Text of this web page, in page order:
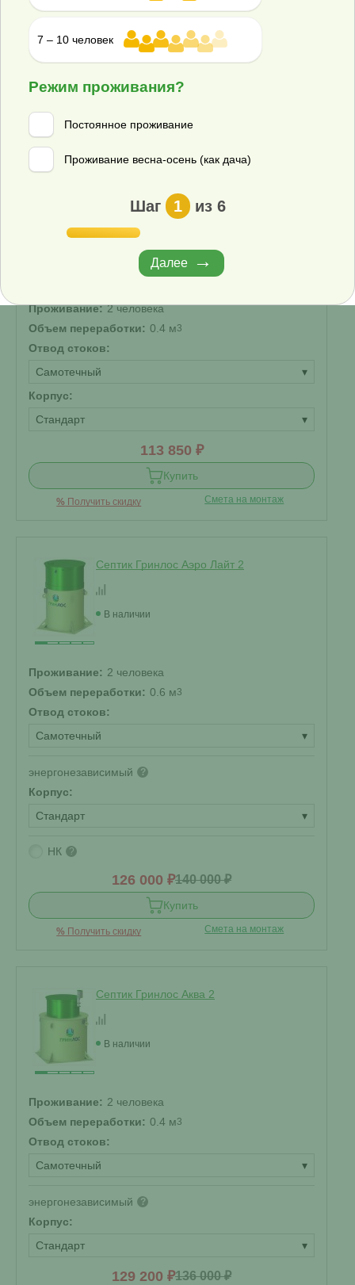
энергонезависимый ?
113 000 ₽
Септик Биодевайс Эко+ 2 H
В наличии
Проживание: 2 человека
Объем переработки: 0.4 м3
Отвод стоков:
Самотечный
▾
Корпус:
Стандарт
▾
113 850 ₽
Купить
% Получить скидку Смета на монтаж
Септик Гринлос Аэро Лайт 2
В наличии
Проживание: 2 человека
Объем переработки: 0.6 м3
Отвод стоков:
Самотечный
▾
энергонезависимый ?
Корпус:
Стандарт
▾
НК ?
126 000 ₽140 000 ₽
Купить
% Получить скидку Смета на монтаж
Септик Гринлос Аква 2
В наличии
Проживание: 2 человека
Объем переработки: 0.4 м3
Отвод стоков:
Самотечный
▾
энергонезависимый ?
Корпус:
Стандарт
▾
129 200 ₽136 000 ₽
7 – 10 человек
Режим проживания?
Постоянное проживание
Проживание весна-осень (как дача)
Шаг 1 из 6
Далее